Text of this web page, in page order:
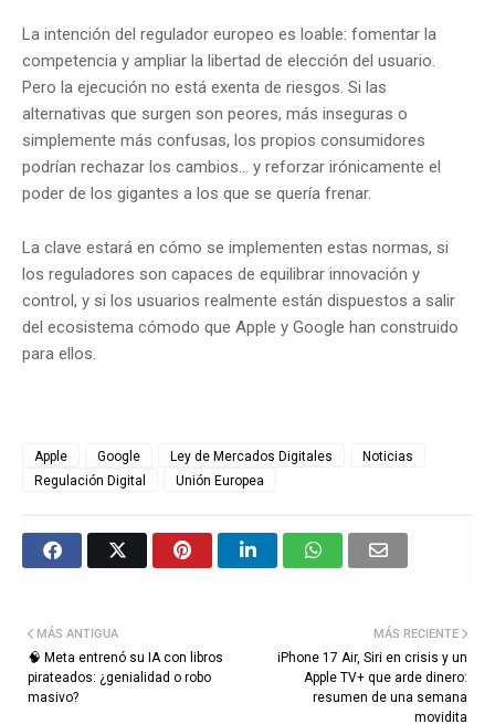
La intención del regulador europeo es loable: fomentar la
competencia y ampliar la libertad de elección del usuario.
Pero la ejecución no está exenta de riesgos. Si las
alternativas que surgen son peores, más inseguras o
simplemente más confusas, los propios consumidores
podrían rechazar los cambios… y reforzar irónicamente el
poder de los gigantes a los que se quería frenar.
La clave estará en cómo se implementen estas normas, si
los reguladores son capaces de equilibrar innovación y
control, y si los usuarios realmente están dispuestos a salir
del ecosistema cómodo que Apple y Google han construido
para ellos.
Apple Google Ley de Mercados Digitales
Noticias
Regulación Digital
Unión Europea
MÁS RECIENTE
iPhone 17 Air, Siri en crisis y un
Apple TV+ que arde dinero:
resumen de una semana
movidita
MÁS ANTIGUA
🧠 Meta entrenó su IA con libros
pirateados: ¿genialidad o robo
masivo?